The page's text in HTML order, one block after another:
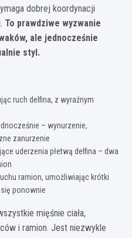
dobrej koordynacji
To prawdziwe wyzwanie
ale jednocześnie
styl.
ruch delfina, z wyraźnym
– wynurzenie,
zanurzenie
uderzenia płetwą delfina – dwa
ramion, umożliwiając krótki
ponownie
mięśnie ciała,
i ramion. Jest niezwykle